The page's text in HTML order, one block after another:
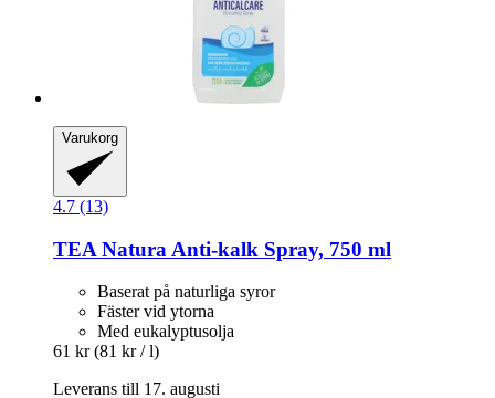
Varukorg
4.7 (13)
TEA Natura Anti-​kalk Spray, 750 ml
Baserat på naturliga syror
Fäster vid ytorna
Med eukalyptusolja
61 kr (81 kr / l)
Leverans till 17. augusti